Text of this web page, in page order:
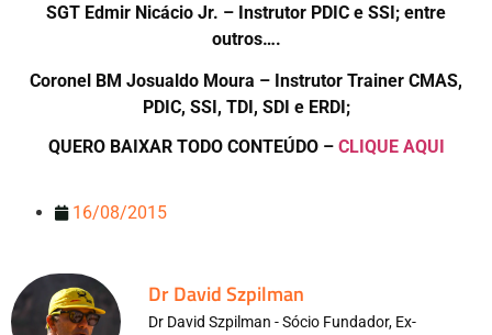
SGT Edmir Nicácio Jr. – Instrutor PDIC e SSI; entre
outros….
Coronel BM Josualdo Moura – Instrutor Trainer CMAS,
PDIC, SSI, TDI, SDI e ERDI;
QUERO BAIXAR TODO CONTEÚDO – CLIQUE AQUI
16/08/2015
Dr David Szpilman
Dr David Szpilman - Sócio Fundador, Ex-